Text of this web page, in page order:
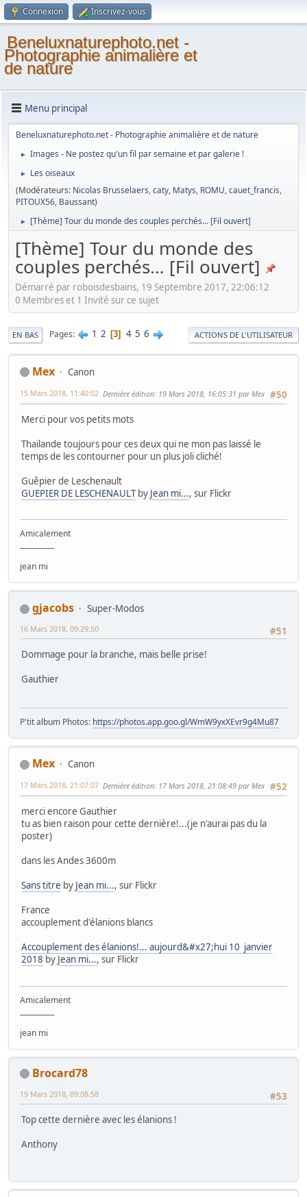
Connexion Inscrivez-vous
Beneluxnaturephoto.net -
Photographie animalière et
de nature
Menu principal
Beneluxnaturephoto.net - Photographie animalière et de nature
► Images - Ne postez qu'un fil par semaine et par galerie !
►
Les oiseaux
(Modérateurs: Nicolas Brusselaers,caty, Matys, ROMU,cauet_francis,
PITOUX56, Baussant)
► [Thème] Tour du monde des couples perchés… [Fil ouvert]
[Thème] Tour du monde des
couples perchés… [Fil ouvert]
Démarré par roboisdesbains, 19 Septembre 2017, 22:06:12
0 Membres et 1 Invité sur ce sujet
EN BAS Pages 1 2 3 4 5 6 ACTIONS DE L'UTILISATEUR
Mex
Canon
#50
15 Mars 2018, 11:40:02 Dernière édition: 19 Mars 2018, 16:05:31 par Mex
Merci pour vos petits mots
Thaïlande toujours pour ces deux qui ne mon pas laissé le
temps de les contourner pour un plus joli cliché!
Guêpier de Leschenault
GUEPIER DE LESCHENAULTby Jean mi..., sur Flickr
Amicalement
jean mi
gjacobs
Super-Modos
#51
16 Mars 2018, 09:29:50
Dommage pour la branche, mais belle prise!
Gauthier
P'tit album Photos: https://photos.app.goo.gl/WmW9yxXEvr9g4Mu87
Mex
Canon
#52
17 Mars 2018, 21:07:07 Dernière édition: 17 Mars 2018, 21:08:49 par Mex
merci encore Gauthier
tu as bien raison pour cette dernière!...(je n'aurai pas du la
poster)
dans les Andes 3600m
Sans titre by Jean mi..., sur Flickr
France
accouplement d'élanions blancs
Accouplement des élanions!... aujourd&#x27;hui 10 janvier
2018 by Jean mi..., sur Flickr
Amicalement
jean mi
Brocard78
#53
19 Mars 2018, 09:08:58
Top cette dernière avec les élanions !
Anthony